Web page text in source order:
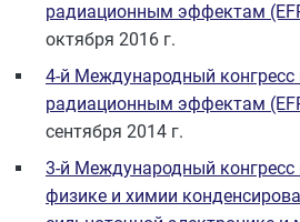
радиационным эффектам
октября 2016 г.
4-й Международный конгресс
радиационным эффектам
сентября 2014 г.
3-й Международный конгресс
физике и химии